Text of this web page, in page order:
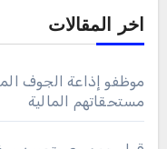
اخر المقالات
موظفو إذاعة الجوف
مستحقاتهم المالية